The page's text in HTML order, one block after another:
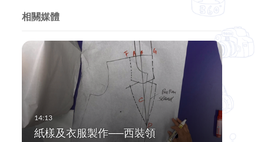
相關媒體
紙樣及衣服製作──西裝領